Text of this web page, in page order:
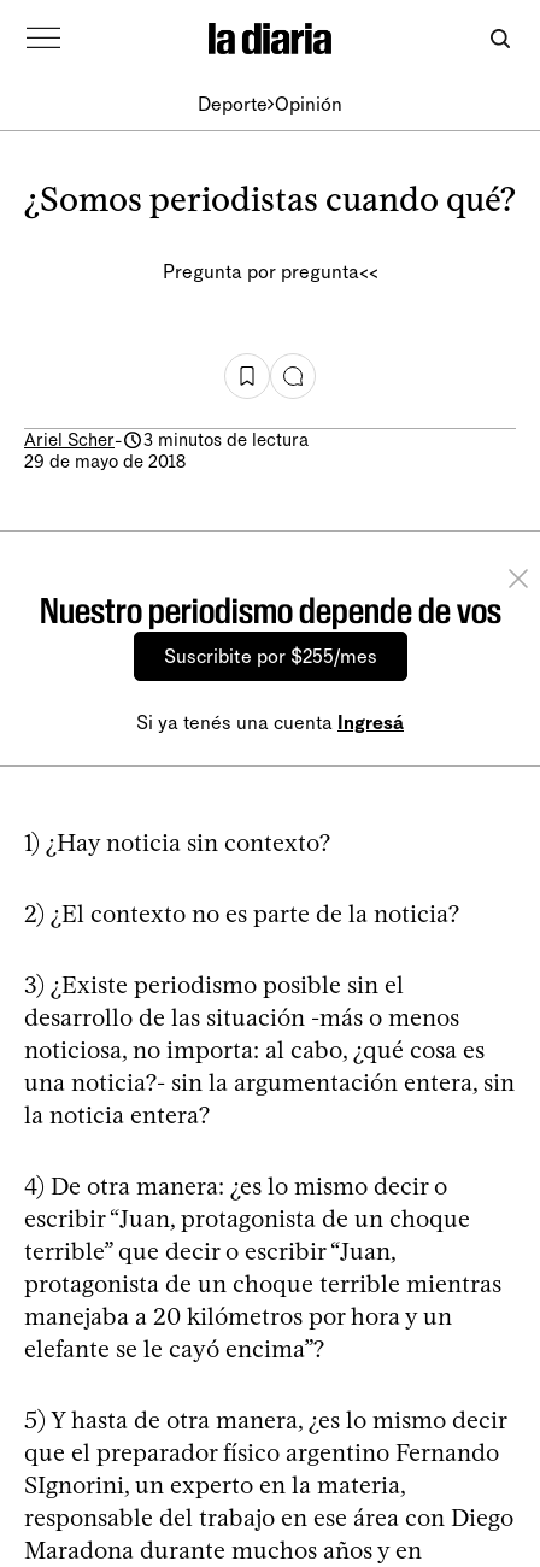
Deporte Opinión
¿Somos periodistas cuando qué?
Pregunta por pregunta<<
Ariel Scher-
3 minutos de lectura
29 de mayo de 2018
Nuestro periodismo depende de vos
Suscribite por $255/mes
Si ya tenés una cuenta Ingresá
1) ¿Hay noticia sin contexto?
2) ¿El contexto no es parte de la noticia?
3) ¿Existe periodismo posible sin el
desarrollo de las situación -más o menos
noticiosa, no importa: al cabo, ¿qué cosa es
una noticia?- sin la argumentación entera, sin
la noticia entera?
4) De otra manera: ¿es lo mismo decir o
escribir “Juan, protagonista de un choque
terrible” que decir o escribir “Juan,
protagonista de un choque terrible mientras
manejaba a 20 kilómetros por hora y un
elefante se le cayó encima”?
5) Y hasta de otra manera, ¿es lo mismo decir
que el preparador físico argentino Fernando
SIgnorini, un experto en la materia,
responsable del trabajo en ese área con Diego
Maradona durante muchos años y en